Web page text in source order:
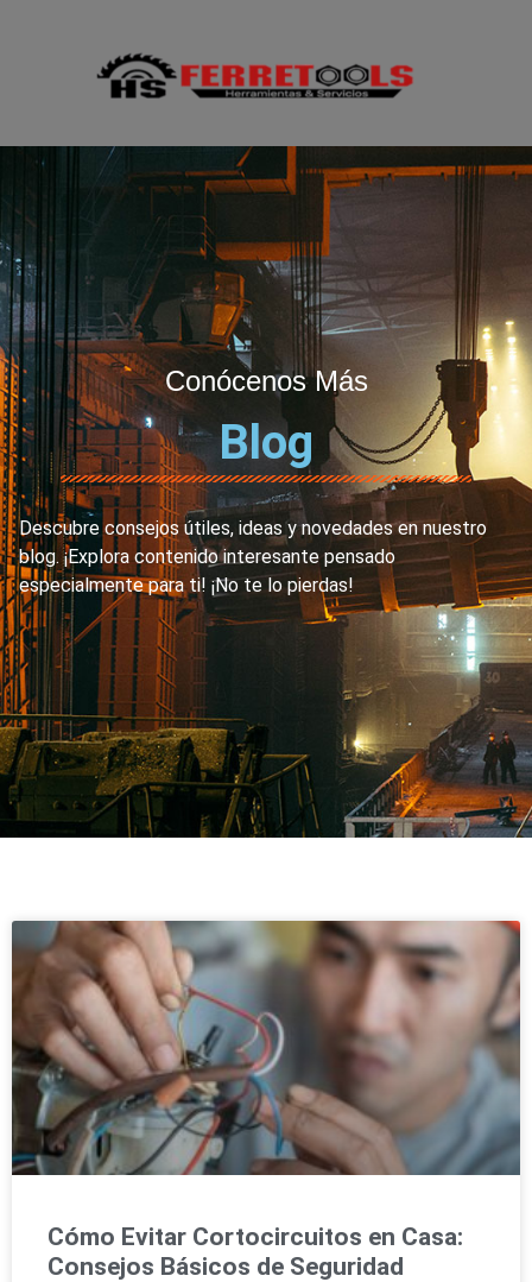
Conócenos Más
Blog
Descubre consejos útiles, ideas y novedades en nuestro
blog. ¡Explora contenido interesante pensado
especialmente para ti! ¡No te lo pierdas!
Cómo Evitar Cortocircuitos en Casa:
Consejos Básicos de Seguridad